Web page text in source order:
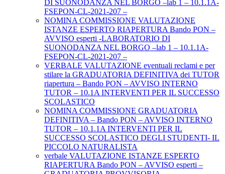
DI SUONODANZA NEL BORGO –lab 1 – 10.1.1A-
FSEPON-CL-2021-207 –
NOMINA COMMISSIONE VALUTAZIONE
ISTANZE ESPERTO RIAPERTURA Bando PON –
AVVISO esperti -LABORATORIO DI
SUONODANZA NEL BORGO –lab 1 – 10.1.1A-
FSEPON-CL-2021-207 –
VERBALE VALUTAZIONE eventuali reclami e per
stilare la GRADUATORIA DEFINITIVA dei TUTOR
riapertura – Bando PON – AVVISO INTERNO
TUTOR – 10.1A INTERVENTI PER IL SUCCESSO
SCOLASTICO
NOMINA COMMISSIONE GRADUATORIA
DEFINITIVA – Bando PON – AVVISO INTERNO
TUTOR – 10.1.1A INTERVENTI PER IL
SUCCESSO SCOLASTICO DEGLI STUDENTI- IL
PICCOLO NATURALISTA
verbale VALUTAZIONE ISTANZE ESPERTO
RIAPERTURA Bando PON – AVVISO esperti –